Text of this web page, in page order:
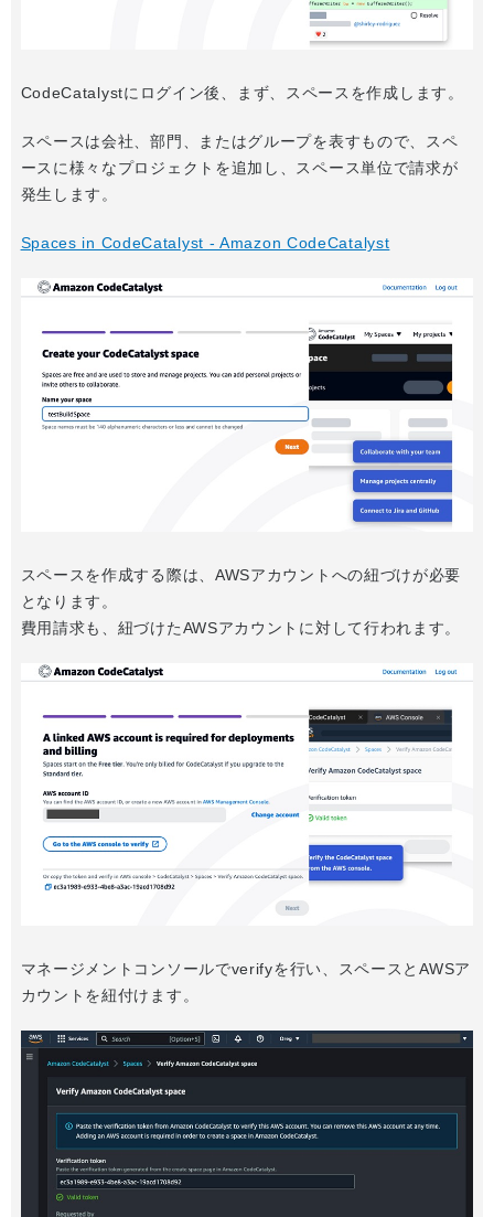
CodeCatalystにログイン後、まず、スペースを作成します。
スペースは会社、部門、またはグループを表すもので、スペ
ースに様々なプロジェクトを追加し、スペース単位で請求が
発生します。
Spaces in CodeCatalyst - Amazon CodeCatalyst
スペースを作成する際は、AWSアカウントへの紐づけが必要
となります。
費用請求も、紐づけたAWSアカウントに対して行われます。
マネージメントコンソールでverifyを行い、スペースとAWSア
カウントを紐付けます。